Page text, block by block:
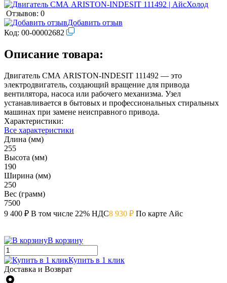
Отзывов: 0
Добавить отзыв
Код: 00-00002682
Описание товара:
Двигатель СМА ARISTON-INDESIT 111492 — это
электродвигатель, создающий вращение для привода
вентилятора, насоса или рабочего механизма. Узел
устанавливается в бытовых и профессиональных стиральных
машинах при замене неисправного привода.
Характеристики:
Все характеристики
Длина (мм)
255
Высота (мм)
190
Ширина (мм)
250
Вес (грамм)
7500
9 400 ₽ В том числе 22% НДС8 930 ₽ По карте Айс
В корзину
Купить в 1 клик
Доставка и Возврат